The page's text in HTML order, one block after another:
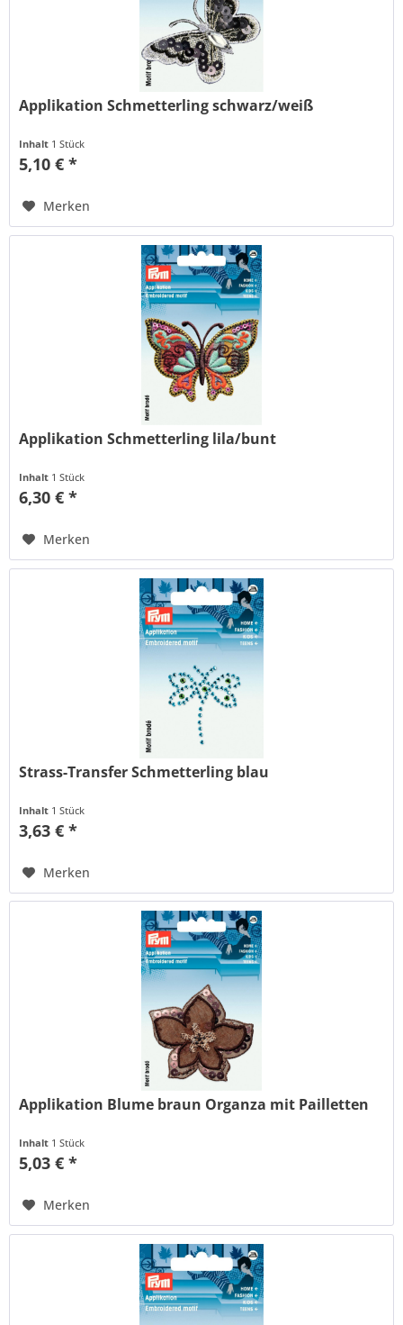
Applikation Schmetterling schwarz/weiß
Inhalt 1 Stück
5,10 € *
Merken
Applikation Schmetterling lila/bunt
Inhalt 1 Stück
6,30 € *
Merken
Strass-Transfer Schmetterling blau
Inhalt 1 Stück
3,63 € *
Merken
Applikation Blume braun Organza mit Pailletten
Inhalt 1 Stück
5,03 € *
Merken